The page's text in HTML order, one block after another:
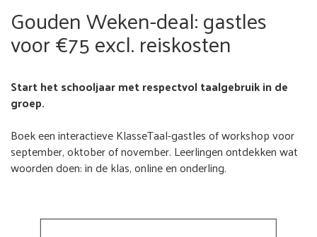
Gouden Weken-deal: gastles
voor €75 excl. reiskosten
Start het schooljaar met respectvol taalgebruik in de
groep.
Boek een interactieve KlasseTaal-gastles of workshop voor
september, oktober of november. Leerlingen ontdekken wat
woorden doen: in de klas, online en onderling.